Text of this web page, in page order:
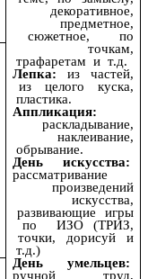
декоративное,
предметное,
сюжетное, по
точкам,
трафаретам и т.д.
Лепка: из частей,
из целого куска,
пластика.
Аппликация:
раскладывание,
наклеивание,
обрывание.
День искусства:
рассматривание
произведений
искусства,
развивающие игры
по ИЗО (ТРИЗ,
точки, дорисуй и
т.д.)
День умельцев:
ручной труд,